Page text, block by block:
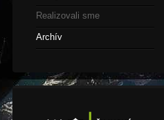
Realizovali sme
Archív